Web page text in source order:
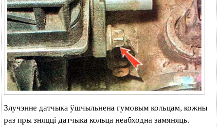
Злучэнне датчыка ўшчыльнена гумовым кольцам, кожны
раз пры зняцці датчыка кольца неабходна замяняць.